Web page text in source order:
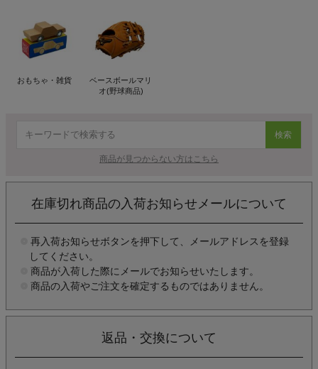
おもちゃ・雑貨
ベースボールマリ
オ(野球商品)
検索
商品が見つからない方はこちら
在庫切れ商品の入荷お知らせメールについて
再入荷お知らせボタンを押下して、メールアドレスを登録
してください。
商品が入荷した際にメールでお知らせいたします。
商品の入荷やご注文を確定するものではありません。
返品・交換について